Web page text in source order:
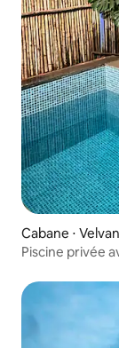
Cabane ⋅
Piscine privée